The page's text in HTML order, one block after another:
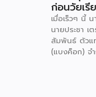
ก่อนวัยเรี
เมื่อเร็วๆ นี้
นายประชา เ
สัมพันธ์ ตัวแ
(แบงค็อก) จํ